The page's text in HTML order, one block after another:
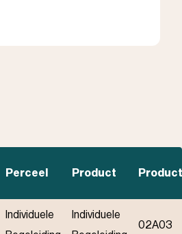
Perceel Product
Individuele
Individuele
02A03